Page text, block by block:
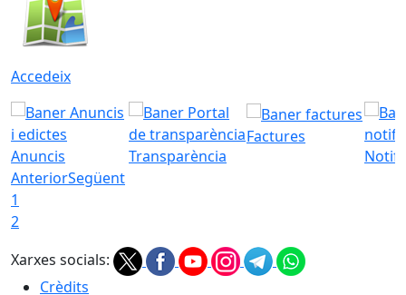
Accedeix
Anuncis Transparència
Factures
AnteriorSegüent
1
2
Xarxes socials:
Crèdits